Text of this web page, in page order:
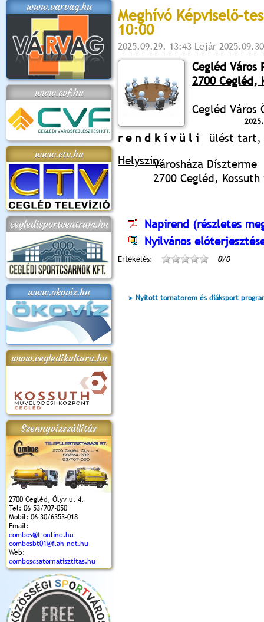
www.varvag.hu
www.cvf.hu
www.ctv.hu
cegledisportcentrum.hu
www.okoviz.hu
www.cegledikultura.hu
Szennyvízszállítás
2700 Cegléd, Ölyv u. 4.
Tel: 06 53/707-050
Mobil: 06 30/6353-018
Email:
combos@t-online.hu
combosbt01@flah-net.hu
Web:
comboscsatornatisztitas.hu
Meghívó Képviselő-
10:00
2025.09.29. 13:43 Lejár
Cegléd Város
2700 Cegléd,
Cegléd Város
r e n d k í v ü l i
ülést tart,
Helyszín:Városháza Díszterme
2700 Cegléd,
Napirend (részletes
Nyilvános
Értékelés: 0/0
Nyitott tornaterem és diáksport
2018.
Kossuth Toborzó
2017.09.22-23.
és Magyarok
Kenyere Program